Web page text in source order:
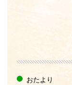
おたより